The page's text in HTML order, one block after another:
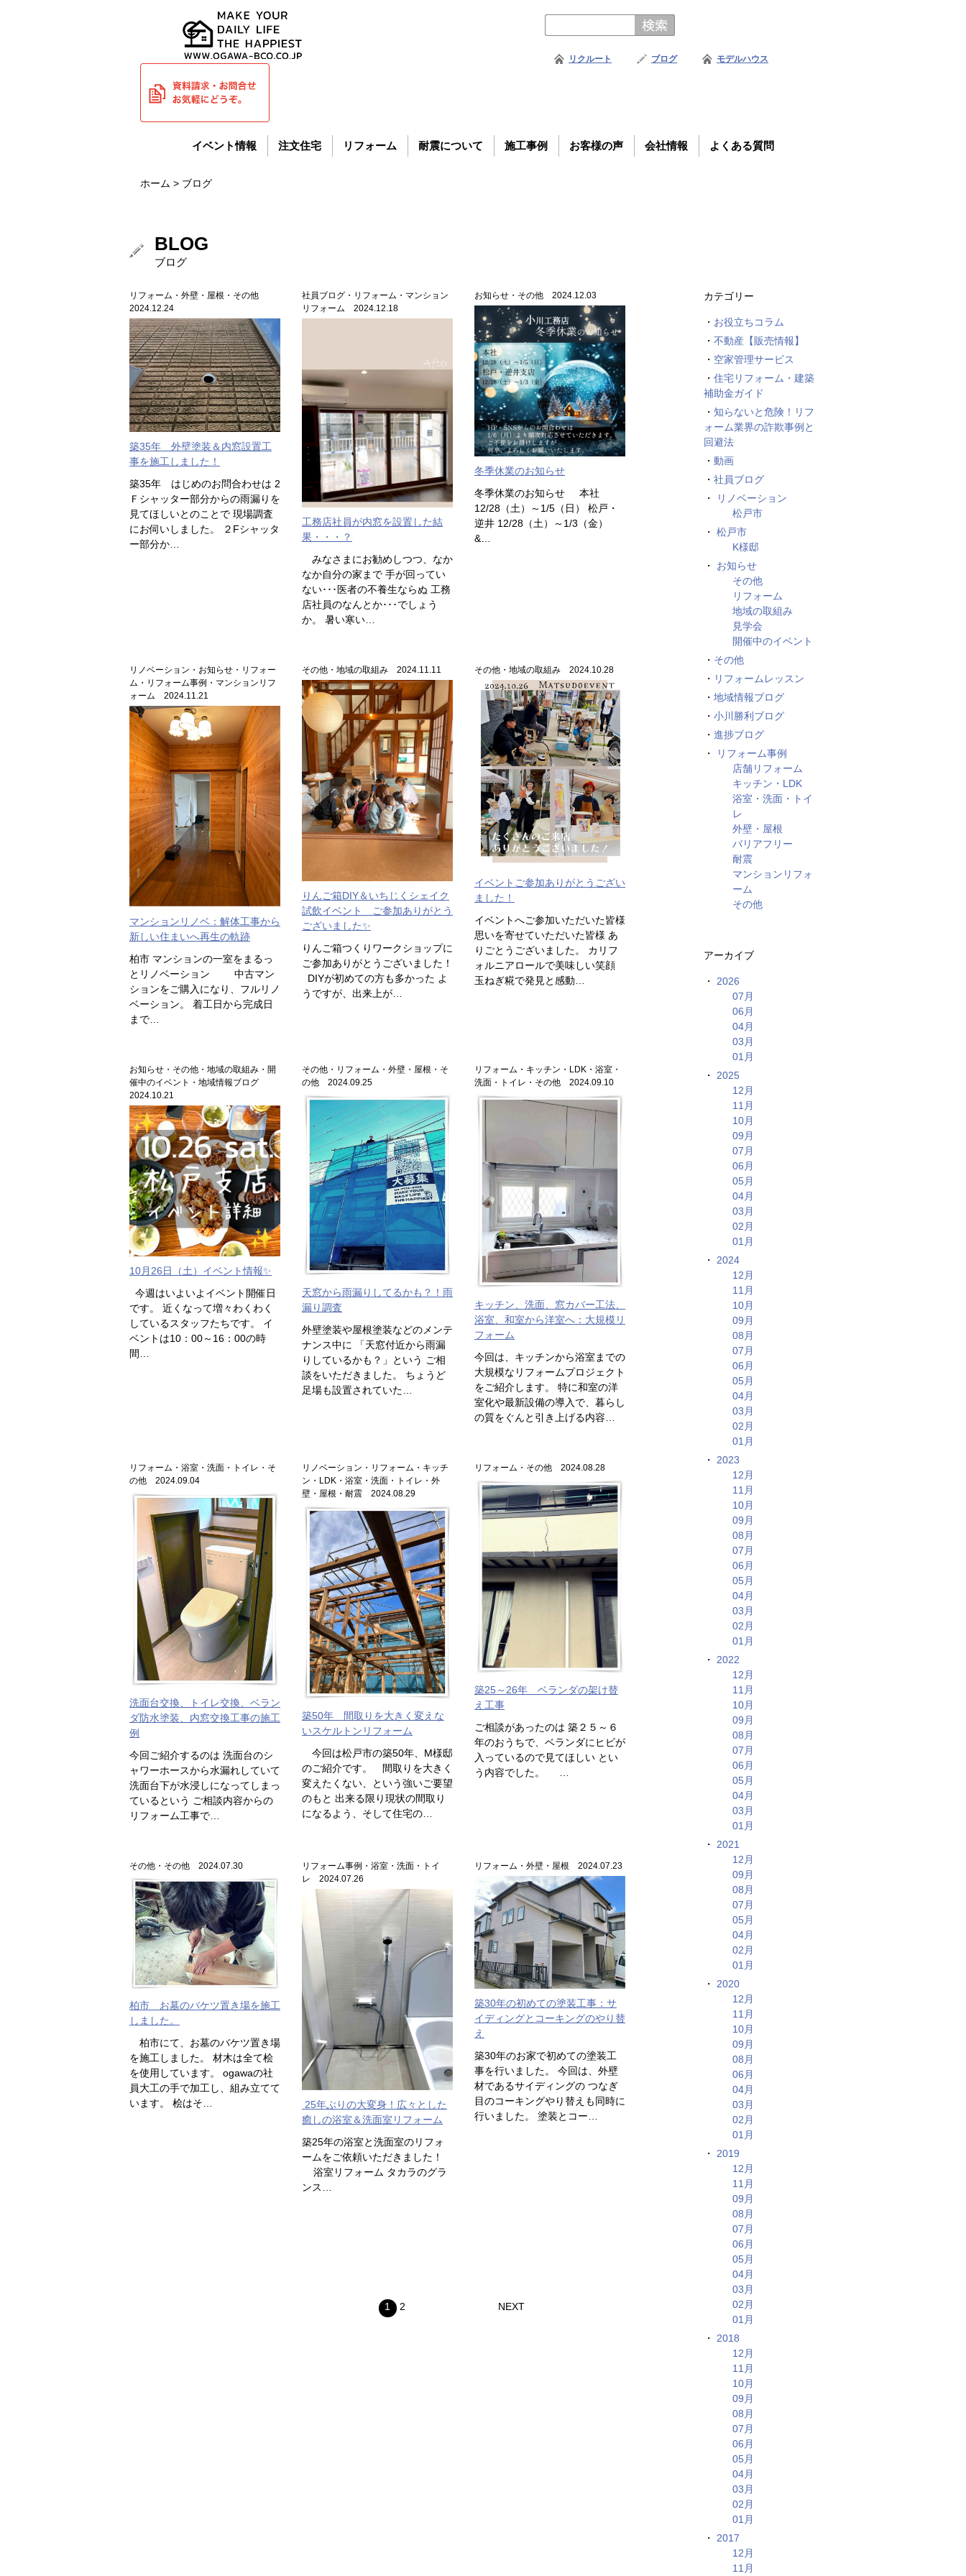
リクルート ブログ モデルハウス
イベント情報 注文住宅 リフォーム 耐震について 施工事例 お客様の声 会社情報 よくある質問
ホーム > ブログ
BLOG
ブログ
リフォーム・外壁・屋根・その他
2024.12.24
築35年 外壁塗装＆内窓設置工
事を施工しました！
築35年 はじめのお問合わせは 2
Ｆシャッター部分からの雨漏りを
見てほしいとのことで 現場調査
にお伺いしました。 ２Fシャッタ
ー部分か…
社員ブログ・リフォーム・マンション
リフォーム 2024.12.18
工務店社員が内窓を設置した結
果・・・？
みなさまにお勧めしつつ、なか
なか自分の家まで 手が回ってい
ない･･･医者の不養生ならぬ 工務
店社員のなんとか･･･でしょう
か。 暑い寒い…
お知らせ・その他 2024.12.03
冬季休業のお知らせ
冬季休業のお知らせ 本社
12/28（土）～1/5（日） 松戸・
逆井 12/28（土）～1/3（金）
&…
リノベーション・お知らせ・リフォー
ム・リフォーム事例・マンションリフ
ォーム 2024.11.21
マンションリノベ：解体工事から
新しい住まいへ再生の軌跡
柏市 マンションの一室をまるっ
とリノベーション 中古マン
ションをご購入になり、フルリノ
ベーション。 着工日から完成日
まで…
その他・地域の取組み 2024.11.11
りんご箱DIY＆いちじくシェイク
試飲イベント ご参加ありがとう
ございました✨
りんご箱つくりワークショップに
ご参加ありがとうございました！
DIYが初めての方も多かった よ
うですが、出来上が…
その他・地域の取組み 2024.10.28
イベントご参加ありがとうござい
ました！
イベントへご参加いただいた皆様
思いを寄せていただいた皆様 あ
りごとうございました。 カリフ
ォルニアロールで美味しい笑顔
玉ねぎ糀で発見と感動…
お知らせ・その他・地域の取組み・開
催中のイベント・地域情報ブログ
2024.10.21
10月26日（土）イベント情報✨
今週はいよいよイベント開催日
です。 近くなって増々わくわく
しているスタッフたちです。 イ
ベントは10：00～16：00の時
間…
その他・リフォーム・外壁・屋根・そ
の他 2024.09.25
天窓から雨漏りしてるかも？！雨
漏り調査
外壁塗装や屋根塗装などのメンテ
ナンス中に 「天窓付近から雨漏
りしているかも？」という ご相
談をいただきました。 ちょうど
足場も設置されていた…
リフォーム・キッチン・LDK・浴室・
洗面・トイレ・その他 2024.09.10
キッチン、洗面、窓カバー工法、
浴室、和室から洋室へ：大規模リ
フォーム
今回は、キッチンから浴室までの
大規模なリフォームプロジェクト
をご紹介します。 特に和室の洋
室化や最新設備の導入で、暮らし
の質をぐんと引き上げる内容…
リフォーム・浴室・洗面・トイレ・そ
の他 2024.09.04
洗面台交換、トイレ交換、ベラン
ダ防水塗装、内窓交換工事の施工
例
今回ご紹介するのは 洗面台のシ
ャワーホースから水漏れしていて
洗面台下が水浸しになってしまっ
ているという ご相談内容からの
リフォーム工事で…
リノベーション・リフォーム・キッチ
ン・LDK・浴室・洗面・トイレ・外
壁・屋根・耐震 2024.08.29
築50年 間取りを大きく変えな
いスケルトンリフォーム
今回は松戸市の築50年、M様邸
のご紹介です。 間取りを大きく
変えたくない、という強いご要望
のもと 出来る限り現状の間取り
になるよう、そして住宅の…
リフォーム・その他 2024.08.28
築25～26年 ベランダの架け替
え工事
ご相談があったのは 築２５～６
年のおうちで、ベランダにヒビが
入っているので見てほしい とい
う内容でした。 …
その他・その他 2024.07.30
柏市 お墓のバケツ置き場を施工
しました。
柏市にて、お墓のバケツ置き場
を施工しました。 材木は全て桧
を使用しています。 ogawaの社
員大工の手で加工し、組み立てて
います。 桧はそ…
リフォーム事例・浴室・洗面・トイ
レ 2024.07.26
25年ぶりの大変身！広々とした
癒しの浴室＆洗面室リフォーム
築25年の浴室と洗面室のリフォ
ームをご依頼いただきました！
浴室リフォーム タカラのグラ
ンス…
リフォーム・外壁・屋根 2024.07.23
築30年の初めての塗装工事：サ
イディングとコーキングのやり替
え
築30年のお家で初めての塗装工
事を行いました。 今回は、外壁
材であるサイディングの つなぎ
目のコーキングやり替えも同時に
行いました。 塗装とコー…
1 2 NEXT
カテゴリー
お役立ちコラム
不動産【販売情報】
空家管理サービス
住宅リフォーム・建築
補助金ガイド
知らないと危険！リフ
ォーム業界の詐欺事例と
回避法
動画
社員ブログ
リノベーション
松戸市
松戸市
K様邸
お知らせ
その他
リフォーム
地域の取組み
見学会
開催中のイベント
その他
リフォームレッスン
地域情報ブログ
小川勝利ブログ
進捗ブログ
リフォーム事例
店舗リフォーム
キッチン・LDK
浴室・洗面・トイ
レ
外壁・屋根
バリアフリー
耐震
マンションリフォ
ーム
その他
アーカイブ
2026
07月
06月
04月
03月
01月
2025
12月
11月
10月
09月
07月
06月
05月
04月
03月
02月
01月
2024
12月
11月
10月
09月
08月
07月
06月
05月
04月
03月
02月
01月
2023
12月
11月
10月
09月
08月
07月
06月
05月
04月
03月
02月
01月
2022
12月
11月
10月
09月
08月
07月
06月
05月
04月
03月
01月
2021
12月
09月
08月
07月
05月
04月
02月
01月
2020
12月
11月
10月
09月
08月
06月
04月
03月
02月
01月
2019
12月
11月
09月
08月
07月
06月
05月
04月
03月
02月
01月
2018
12月
11月
10月
09月
08月
07月
06月
05月
04月
03月
02月
01月
2017
12月
11月